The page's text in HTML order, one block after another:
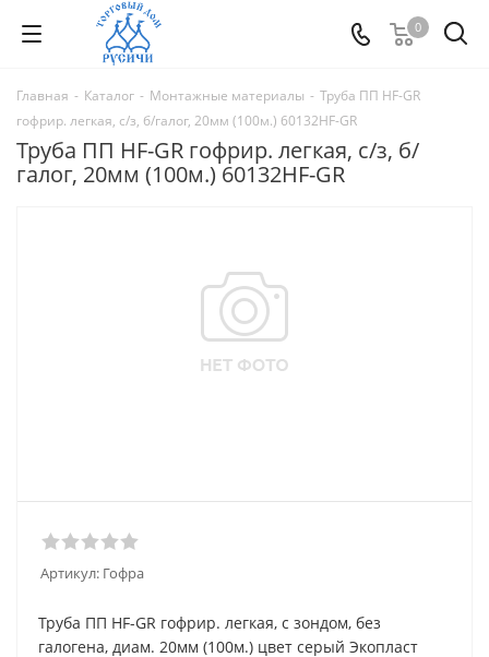
0
Главная - Каталог - Монтажные материалы - Труба ПП HF-GR
гофрир. легкая, с/з, б/галог, 20мм (100м.) 60132HF-GR
Труба ПП HF-GR гофрир. легкая, с/з, б/
галог, 20мм (100м.) 60132HF-GR
Артикул: Гофра
Труба ПП HF-GR гофрир. легкая, с зондом, без
галогена, диам. 20мм (100м.) цвет серый Экопласт